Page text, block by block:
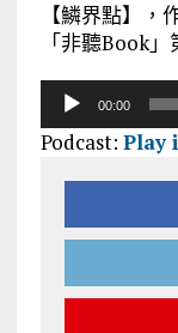
【鱗界點】，
「非聽Book」
播
00:00
Podcast: Play